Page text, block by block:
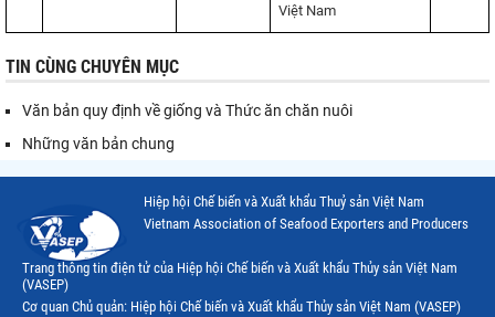
Việt Nam
TIN CÙNG CHUYÊN MỤC
Văn bản quy định về giống và Thức ăn chăn nuôi
Những văn bản chung
Hiệp hội Chế biến và Xuất khẩu Thuỷ sản Việt Nam
Vietnam Association of Seafood Exporters and Producers
Trang thông tin điện tử của Hiệp hội Chế biến và Xuất khẩu Thủy sản Việt Nam
(VASEP)
Cơ quan Chủ quản: Hiệp hội Chế biến và Xuất khẩu Thủy sản Việt Nam (VASEP)